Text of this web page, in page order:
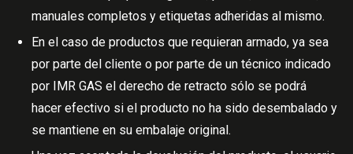
manuales completos y etiquetas adheridas al mismo.
En el caso de productos que requieran armado, ya sea
por parte del cliente o por parte de un técnico indicado
por IMR GAS el derecho de retracto sólo se podrá
hacer efectivo si el producto no ha sido desembalado y
se mantiene en su embalaje original.